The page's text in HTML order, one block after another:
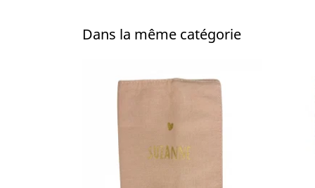
Dans la même catégorie